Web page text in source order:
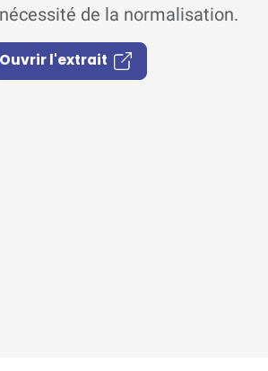
de la normalisation.
Ouvrir l'extrait